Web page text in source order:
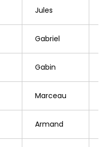
Jules
Gabriel
Gabin
Marceau
Armand